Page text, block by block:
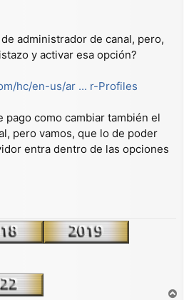
administrador de canal, pero,
y activar esa opción?
hc/en-us/ar ... r-Profiles
pago como cambiar también el
pero vamos, que lo de poder
entra dentro de las opciones